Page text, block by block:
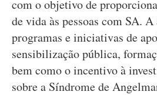
com o objetivo de
de vida às pessoas com SA.
programas e iniciativas de
sensibilização pública,
bem como o incentivo à
sobre a Síndrome de